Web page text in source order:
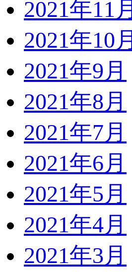
2021年11月
2021年10月
2021年9月
2021年8月
2021年7月
2021年6月
2021年5月
2021年4月
2021年3月